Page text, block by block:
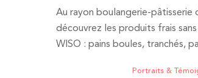
Au rayon boulangerie-pâtisserie
découvrez les produits frais
WISO : pains boules, tranchés,
Portraits &